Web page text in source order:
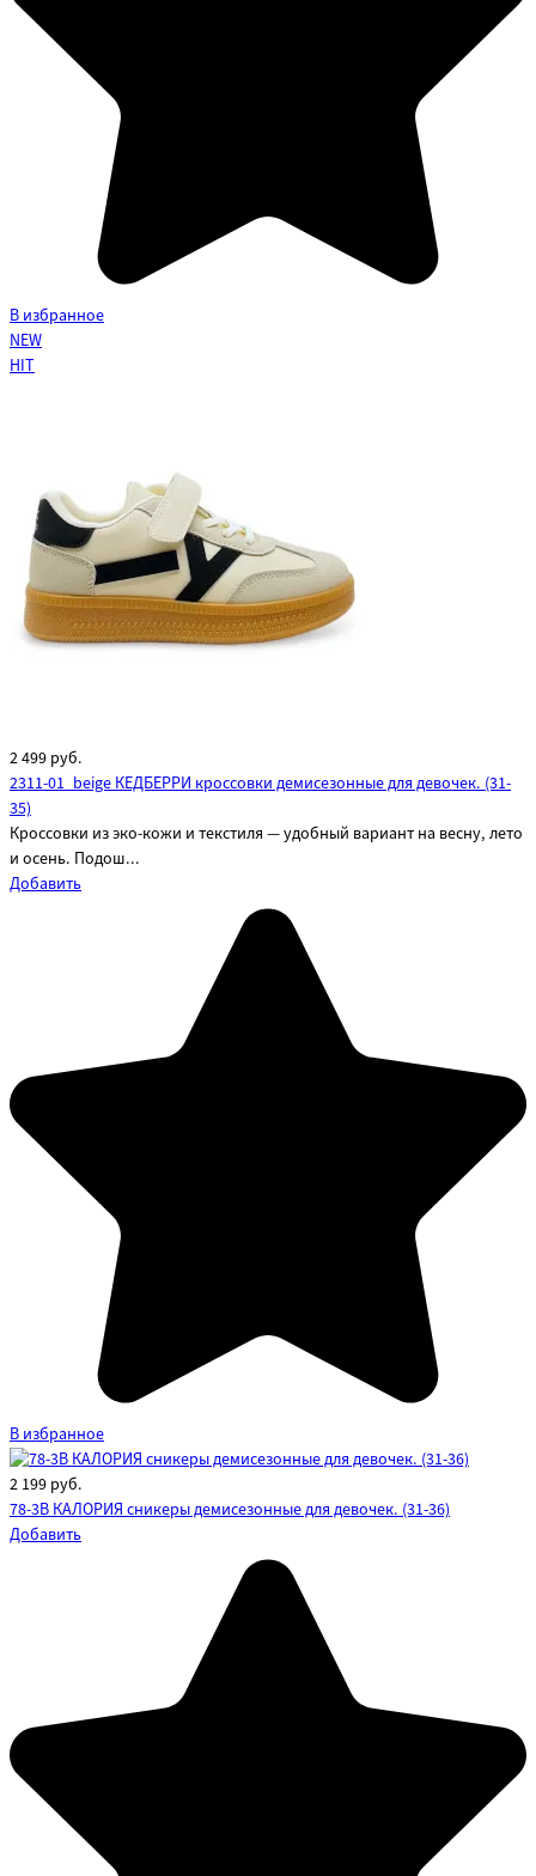
В избранное
NEW
HIT
2 499 руб.
2311-01_beige КЕДБЕРРИ кроссовки демисезонные для девочек. (31-
35)
Кроссовки из эко-кожи и текстиля — удобный вариант на весну, лето
и осень. Подош...
Добавить
В избранное
2 199 руб.
78-3B КАЛОРИЯ сникеры демисезонные для девочек. (31-36)
Добавить